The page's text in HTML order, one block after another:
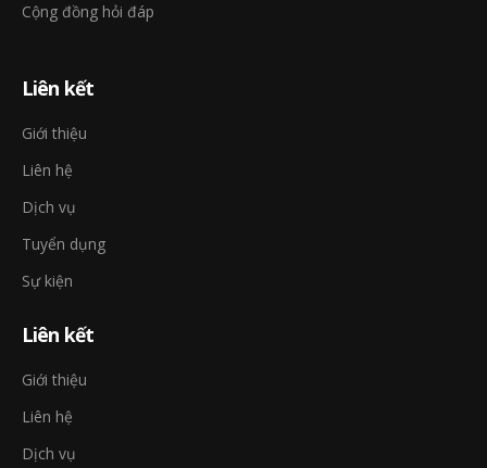
Cộng đồng hỏi đáp
Liên kết
Giới thiệu
Liên hệ
Dịch vụ
Tuyển dụng
Sự kiện
Liên kết
Giới thiệu
Liên hệ
Dịch vụ